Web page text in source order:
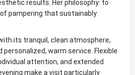
results. Her philosophy: to
pampering that sustainably
its tranquil, clean atmosphere,
warm service. Flexible
attention, and extended
make a visit particularly